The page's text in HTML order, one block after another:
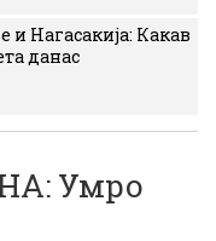
Нагасакија: Какав
данас
Умро